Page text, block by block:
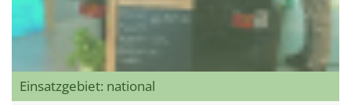
Einsatzgebiet: national